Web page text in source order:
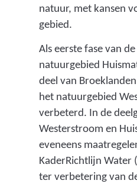
natuur, met kansen
gebied.
Als eerste fase van
natuurgebied
deel van
het natuurgebied
verbeterd. In de
Westerstroom en
eveneens
KaderRichtlijn Water
ter verbetering van